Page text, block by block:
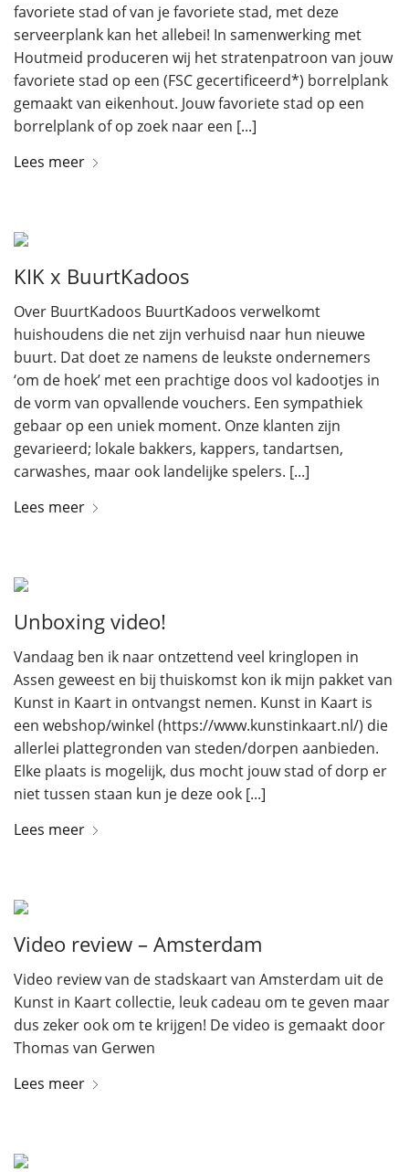
favoriete stad of van je favoriete stad, met deze
serveerplank kan het allebei! In samenwerking met
Houtmeid produceren wij het stratenpatroon van jouw
favoriete stad op een (FSC gecertificeerd*) borrelplank
gemaakt van eikenhout. Jouw favoriete stad op een
borrelplank of op zoek naar een [...]
Lees meer
KIK x BuurtKadoos
Over BuurtKadoos BuurtKadoos verwelkomt
huishoudens die net zijn verhuisd naar hun nieuwe
buurt. Dat doet ze namens de leukste ondernemers
‘om de hoek’ met een prachtige doos vol kadootjes in
de vorm van opvallende vouchers. Een sympathiek
gebaar op een uniek moment. Onze klanten zijn
gevarieerd; lokale bakkers, kappers, tandartsen,
carwashes, maar ook landelijke spelers. [...]
Lees meer
Unboxing video!
Vandaag ben ik naar ontzettend veel kringlopen in
Assen geweest en bij thuiskomst kon ik mijn pakket van
Kunst in Kaart in ontvangst nemen. Kunst in Kaart is
een webshop/winkel (https://www.kunstinkaart.nl/) die
allerlei plattegronden van steden/dorpen aanbieden.
Elke plaats is mogelijk, dus mocht jouw stad of dorp er
niet tussen staan kun je deze ook [...]
Lees meer
Video review – Amsterdam
Video review van de stadskaart van Amsterdam uit de
Kunst in Kaart collectie, leuk cadeau om te geven maar
dus zeker ook om te krijgen! De video is gemaakt door
Thomas van Gerwen
Lees meer